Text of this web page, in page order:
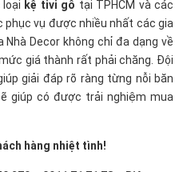
kệ tivi gỗ tại TPHCM và các
phục vụ được nhiều nhất các gia
Decor không chỉ đa dạng về
giá thành rất phải chăng. Đội
giải đáp rõ ràng từng nỗi băn
giúp có được trải nghiệm mua
hàng nhiệt tình!